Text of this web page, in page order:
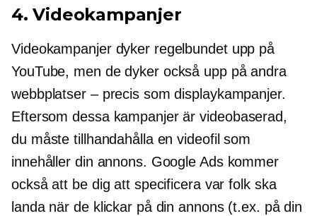
4. Videokampanjer
Videokampanjer dyker regelbundet upp på
YouTube, men de dyker också upp på andra
webbplatser – precis som displaykampanjer.
Eftersom dessa kampanjer ärvideobaserad,
du måste tillhandahålla en videofil som
innehåller din annons. Google Ads kommer
också att be dig att specificera var folk ska
landa när de klickar på din annons (t.ex. på din